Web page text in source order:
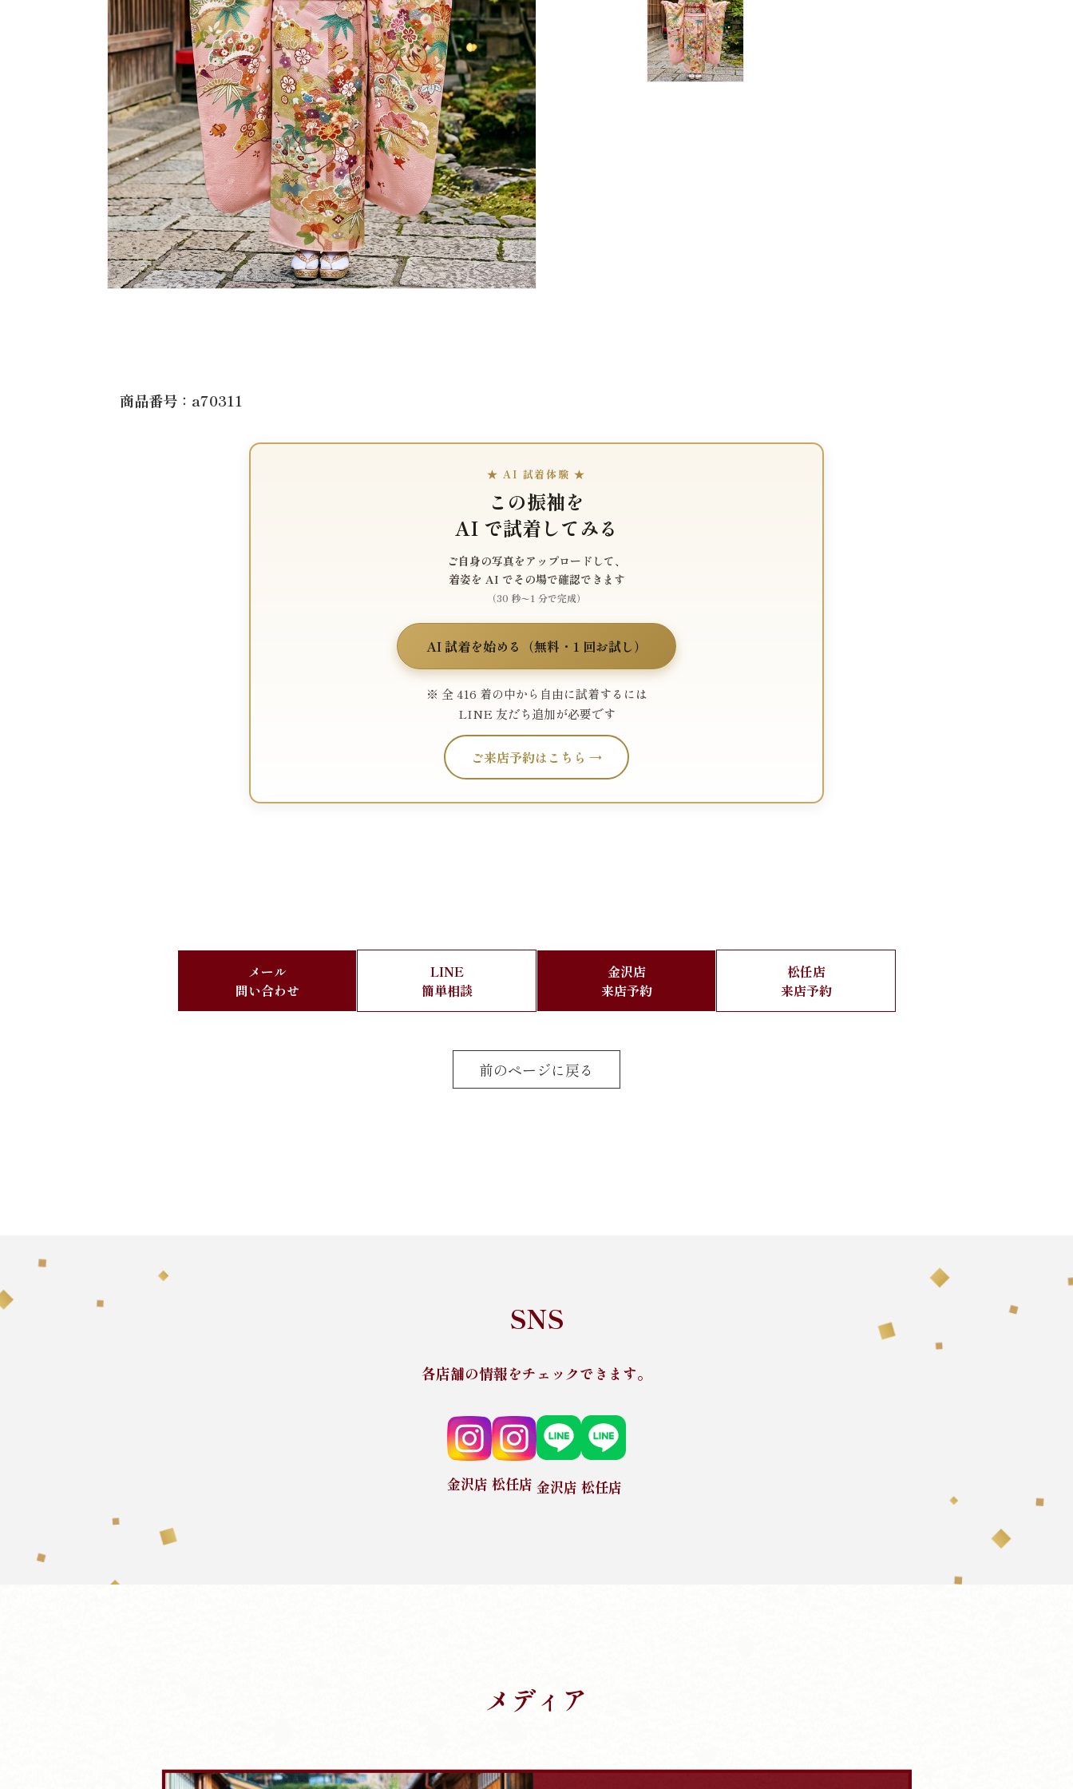
商品番号：a70311
★ AI 試着体験 ★
この振袖を
AI で試着してみる
ご自身の写真をアップロードして、
着姿を AI でその場で確認できます
（30 秒〜1 分で完成）
AI 試着を始める（無料・1 回お試し）
※ 全 416 着の中から自由に試着するには
LINE 友だち追加が必要です
ご来店予約はこちら →
メール
問い合わせ
LINE
簡単相談
金沢店
来店予約
松任店
来店予約
前のページに戻る
SNS
各店舗の情報をチェックできます。
金沢店 松任店 金沢店 松任店
メディア